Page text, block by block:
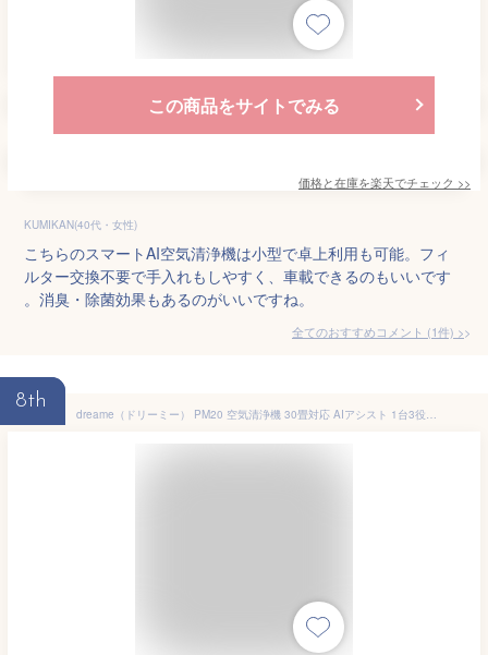
この商品をサイトでみる
価格と在庫を楽天でチェック >>
KUMIKAN(40代・女性)
こちらのスマートAI空気清浄機は小型で卓上利用も可能。フィ
ルター交換不要で手入れもしやすく、車載できるのもいいです
。消臭・除菌効果もあるのがいいですね。
全てのおすすめコメント (1件) >
8th
dreame（ドリーミー） PM20 空気清浄機 30畳対応 AIアシスト 1台3役（清浄 送風 温風） ペットモード 多層フィルター構造 LCD表示 アプリ操作